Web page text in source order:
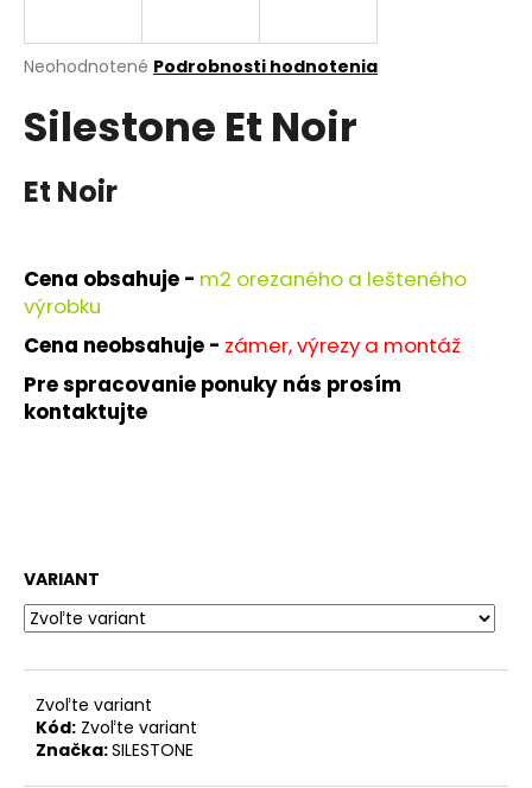
Priemerné
produktu
je
z
5
Neohodnotené Podrobnosti hodnotenia
Silestone Et Noir
Et Noir
Cena obsahuje - m2 orezaného a lešteného
výrobku
Cena neobsahuje - zámer, výrezy a montáž
Pre spracovanie ponuky nás prosím
kontaktujte
VARIANT
Zvoľte variant
Kód: Zvoľte variant
Značka:SILESTONE
j
ť
?
HĽADAŤ
O
d
m
e